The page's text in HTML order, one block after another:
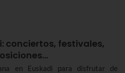
conciertos, festivales,
en Euskadi para disfrutar de